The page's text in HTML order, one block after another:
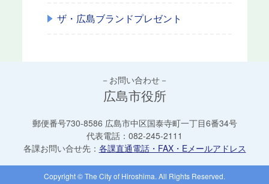
ザ・広島ブランドプレゼント
－お問い合わせ－
広島市役所
郵便番号730-8586 広島市中区国泰寺町一丁目6番34号
代表電話： 082-245-2111
各課お問い合せ先： 各課直通電話・FAX・Eメールアドレス
Copyright © The City of Hiroshima. All Rights Reserved.